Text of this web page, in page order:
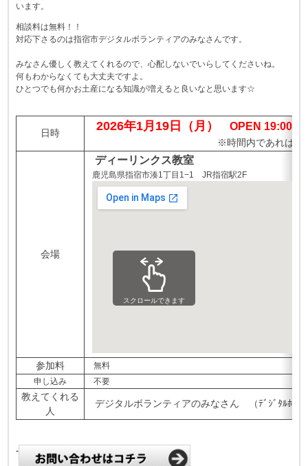
います。
相談料は無料！！
対応下さるのは指宿市デジタルボランティアのみなさんです。
みなさん優しく教えてくれるので、心配しないでいらしてくださいね。
何もわからなくても大丈夫ですよ。
ひとつでも何かお土産になる知識が増えると良いなと思います☆
日時 2026年1月19日（月） OPEN 19:00～
※時間内であれば途
会場
ディーリンクス教室
鹿児島県指宿市湊1丁目1−1 JR指宿駅2F
参加料
無料
申し込み
不要
教えてくれる
人
デジタルボランティアのみなさん （ﾃﾞｼﾞﾀﾙﾎﾞﾗﾝ
スクロールできます
-